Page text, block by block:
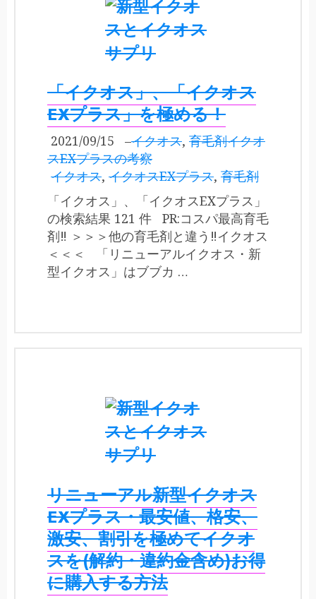
「イクオス」、「イクオス
EXプラス」を極める！
2021/09/15 –イクオス, 育毛剤イクオ
スEXプラスの考察
イクオス, イクオスEXプラス, 育毛剤
「イクオス」、「イクオスEXプラス」
の検索結果 121 件 PR:コスパ最高育毛
剤‼ ＞＞＞他の育毛剤と違う‼イクオス
＜＜＜ 「リニューアルイクオス・新
型イクオス」はブブカ …
リニューアル新型イクオス
EXプラス・最安値、格安、
激安、割引を極めてイクオ
スを(解約・違約金含め)お得
に購入する方法